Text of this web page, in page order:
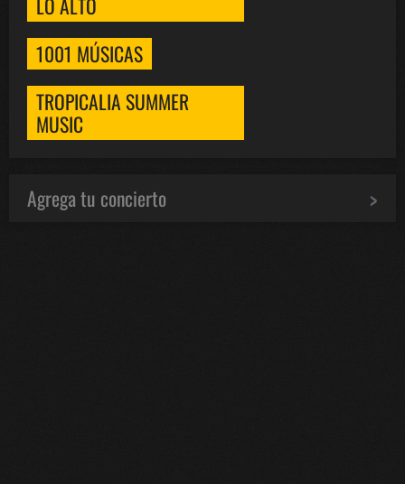
1001 MÚSICAS
TROPICALIA SUMMER
MUSIC
Agrega tu concierto